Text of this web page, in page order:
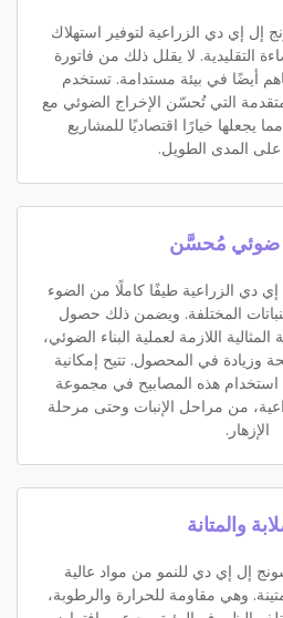
إي دي الزراعية لتوفير استهلاك
التقليدية. لا يقلل ذلك من فاتورة
أيضًا في بيئة مستدامة. تستخدم
التي تُحسّن الإخراج الضوئي مع
يجعلها خيارًا اقتصاديًا للمشاريع
على المدى الطويل.
مُحسَّن
دي الزراعية طيفًا كاملًا من الضوء
المختلفة. ويضمن ذلك حصول
اللازمة لعملية البناء الضوئي،
وزيادة في المحصول. تتيح إمكانية
هذه المصابيح في مجموعة
من مراحل الإنبات وحتى مرحلة
الإزهار.
والمتانة
إل إي دي للنمو من مواد عالية
وهي مقاومة للحرارة والرطوبة،